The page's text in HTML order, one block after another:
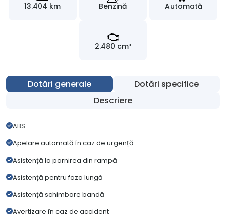
13.404 km Benzină Automată
2.480 cm³
Dotări generale
Dotări specifice
Descriere
ABS
Apelare automată în caz de urgență
Asistență la pornirea din rampă
Asistență pentru faza lungă
Asistență schimbare bandă
Avertizare în caz de accident